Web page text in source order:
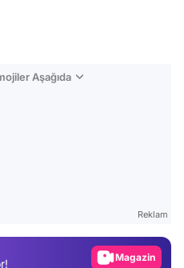
Aşağıda
Reklam
Magazin